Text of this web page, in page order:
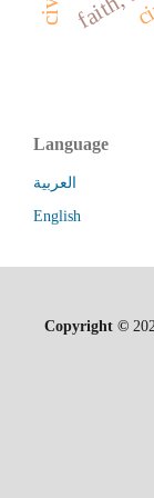
Language
العربية
English
Copyright ©